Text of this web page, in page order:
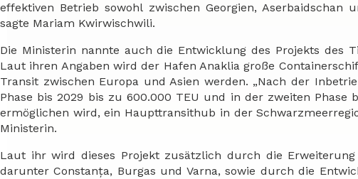
effektiven Betrieb sowohl zwischen Georgien,
sagte Mariam Kwirwischwili.
Die Ministerin nannte auch die Entwicklung des Projekts des
Laut ihren Angaben wird der Hafen Anaklia große
Transit zwischen Europa und Asien werden. „Nach der
Phase bis 2029 bis zu 600.000 TEU und in der zweiten Phase
ermöglichen wird, ein Haupttransithub in der
Ministerin.
Laut ihr wird dieses Projekt zusätzlich durch die
darunter Constanța, Burgas und Varna, sowie durch die